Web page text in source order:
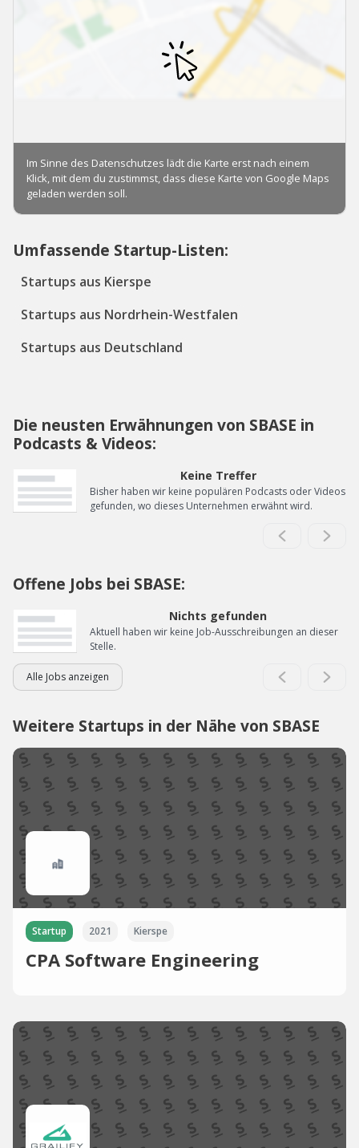
Umfassende Startup-Listen:
Startups aus Kierspe
Startups aus Nordrhein-Westfalen
Startups aus Deutschland
Die neusten Erwähnungen von SBASE in
Podcasts & Videos:
Keine Treffer
Bisher haben wir keine populären Podcasts oder Videos
gefunden, wo dieses Unternehmen erwähnt wird.
Offene Jobs bei SBASE:
Nichts gefunden
Aktuell haben wir keine Job-Ausschreibungen an dieser
Stelle.
Alle Jobs anzeigen
Weitere Startups in der Nähe von SBASE
Startup 2021 Kierspe
CPA Software Engineering